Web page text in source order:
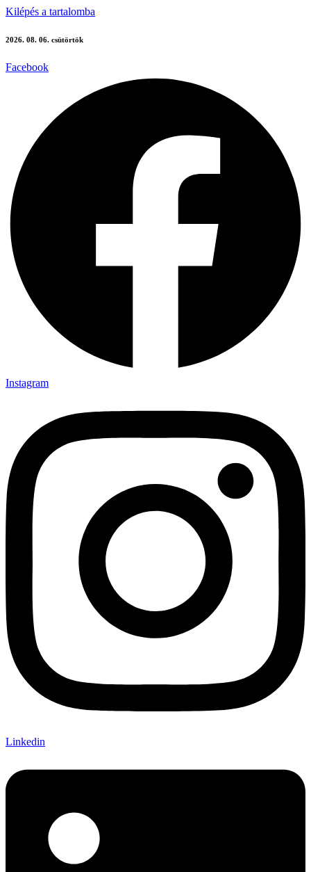
Kilépés a tartalomba
2026. 08. 06. csütörtök
Facebook
Instagram
Linkedin